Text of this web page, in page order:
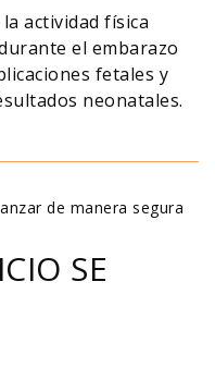
actividad física
el embarazo
fetales y
neonatales.
de manera segura
SE